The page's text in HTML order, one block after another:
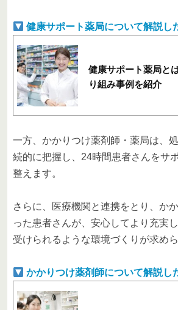
健康サポート薬局について解説し
健康サポート薬局と
り組み事例を紹介
一方、かかりつけ薬剤師・薬局は、
続的に把握し、24時間患者さんをサ
整えます。
さらに、医療機関と連携をとり、か
った患者さんが、安心してより充実
受けられるような環境づくりが求めら
かかりつけ薬剤師について解説し